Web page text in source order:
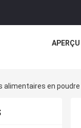
APERÇU
alimentaires en poudre